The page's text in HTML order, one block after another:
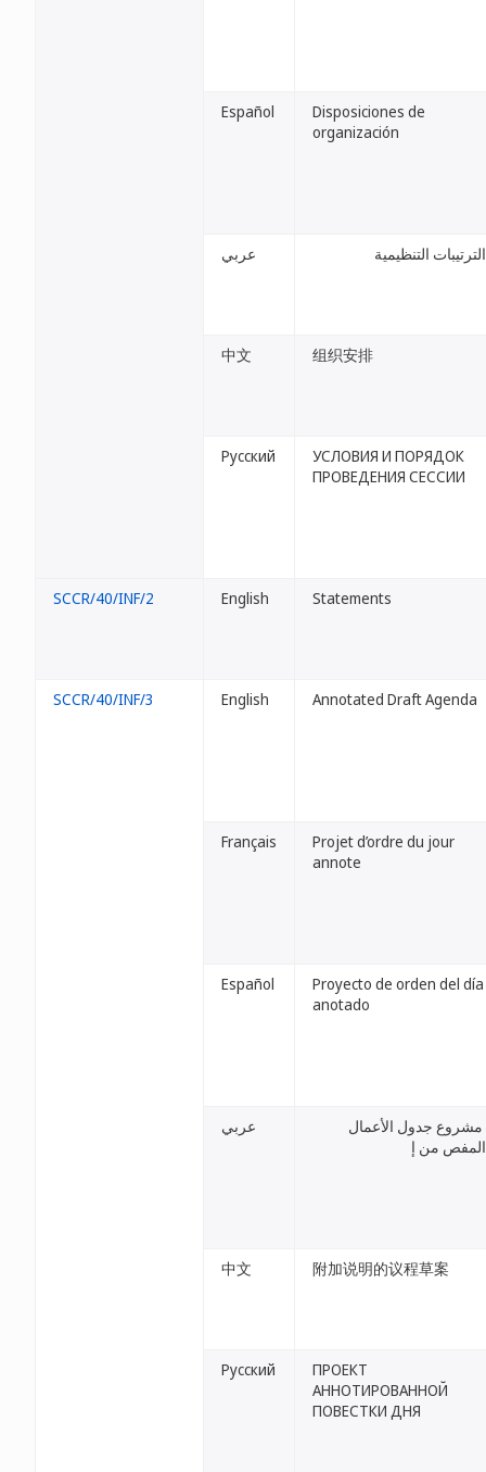
Español
Disposiciones de
organización
عربي الترتيبات التنظيمية
中文 组织安排
Русский
УСЛОВИЯ И ПОРЯДОК
ПРОВЕДЕНИЯ СЕССИИ
SCCR/40/INF/2 English Statements
SCCR/40/INF/3 English Annotated Draft Agenda
Français
Projet d’ordre du jour
annote
Español
Proyecto de orden del día
anotado
عربي
ّ مشروع جدول الأعمال
المفص من إ
中文 附加说明的议程草案
Русский
ПРОЕКТ
АННОТИРОВАННОЙ
ПОВЕСТКИ ДНЯ